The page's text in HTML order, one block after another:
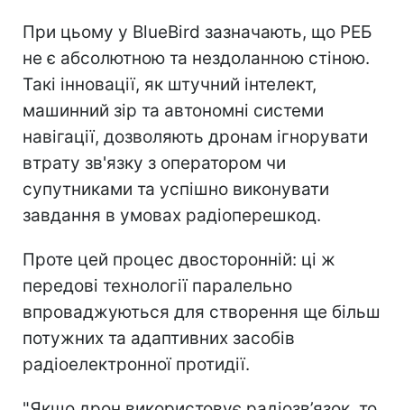
При цьому у BlueBird зазначають, що РЕБ
не є абсолютною та нездоланною стіною.
Такі інновації, як штучний інтелект,
машинний зір та автономні системи
навігації, дозволяють дронам ігнорувати
втрату зв'язку з оператором чи
супутниками та успішно виконувати
завдання в умовах радіоперешкод.
Проте цей процес двосторонній: ці ж
передові технології паралельно
впроваджуються для створення ще більш
потужних та адаптивних засобів
радіоелектронної протидії.